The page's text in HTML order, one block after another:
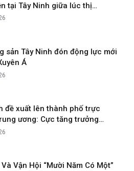
tại Tây Ninh giữa lúc thị…
sản Tây Ninh đón động lực mới
Á
đề xuất lên thành phố trực
ương: Cực tăng trưởng…
Và Vận Hội “Mười Năm Có Một”